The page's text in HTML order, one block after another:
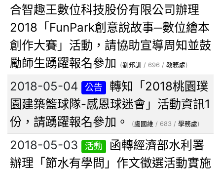
合智趣王數位科技股份有限公司辦理
2018「FunPark創意說故事─數位繪本
創作大賽」活動，請協助宣導周知並鼓
勵師生踴躍報名參加
(劉邦訓 / 696 / 教務處)
2018-05-04 公告
轉知「2018桃園璞
園建築籃球隊-感恩球迷會」活動資訊1
份，請踴躍報名參加。
(盧國維 / 683 / 學務處)
2018-05-03 活動
函轉經濟部水利署
辦理「節水有學問」作文徵選活動實施